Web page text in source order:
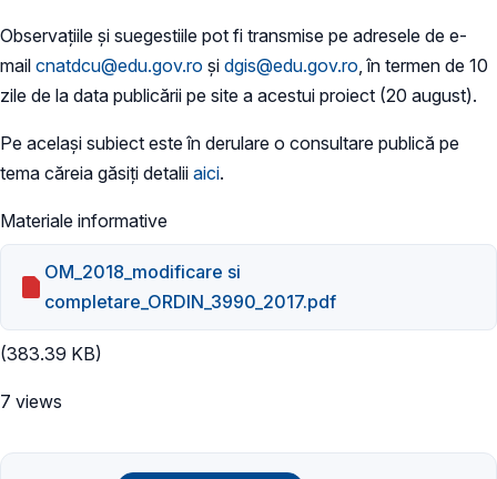
Observațiile și suegestiile pot fi transmise pe adresele de e-
mail cnatdcu@edu.gov.ro și dgis@edu.gov.ro , în termen de 10
zile de la data publicării pe site a acestui proiect (20 august).
Pe același subiect este în derulare o consultare publică pe
tema căreia găsiți detalii aici.
Materiale informative
OM_2018_modificare si
completare_ORDIN_3990_2017.pdf
(383.39 KB)
7 views